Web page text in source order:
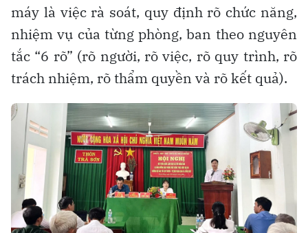
máy là việc rà soát, quy định rõ chức năng,
nhiệm vụ của từng phòng, ban theo nguyên
tắc “6 rõ” (rõ người, rõ việc, rõ quy trình, rõ
trách nhiệm, rõ thẩm quyền và rõ kết quả).